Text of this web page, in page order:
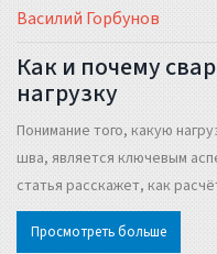
Василий Горбунов
Как и почему
нагрузку
Понимание того, какую
шва, является ключевым
статья расскажет, как
материалов и технологию
на прочность шва и как
Просмотреть больше